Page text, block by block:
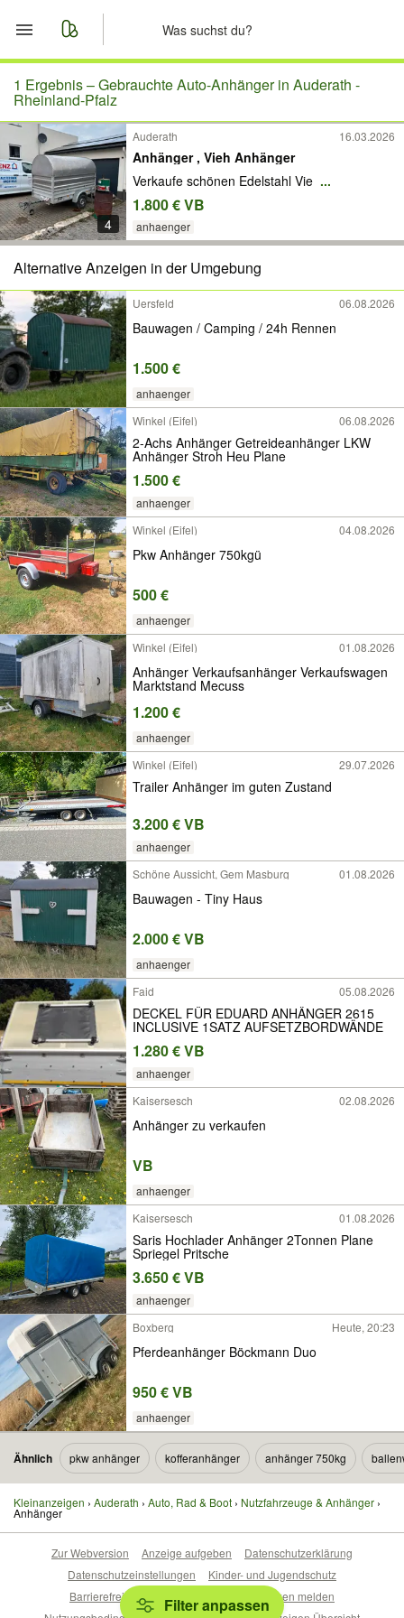
Start
Merkliste
Nachrichten
Anzeige aufgeben
1 Ergebnis –Gebrauchte Auto-Anhänger in Auderath -
Rheinland-Pfalz
4
Auderath 16.03.2026
Anhänger , Vieh Anhänger
Verkaufe schönen Edelstahl Vie ...
1.800 € VB
anhaenger
Alternative Anzeigen in der Umgebung
Uersfeld 06.08.2026
Bauwagen / Camping / 24h Rennen
1.500 €
anhaenger
Winkel (Eifel)
06.08.2026
2-Achs Anhänger Getreideanhänger LKW
Anhänger Stroh Heu Plane
1.500 €
anhaenger
Winkel (Eifel)
04.08.2026
Pkw Anhänger 750kgü
500 €
anhaenger
Winkel (Eifel)
01.08.2026
Anhänger Verkaufsanhänger Verkaufswagen
Marktstand Mecuss
1.200 €
anhaenger
Winkel (Eifel)
29.07.2026
Trailer Anhänger im guten Zustand
3.200 € VB
anhaenger
Schöne Aussicht, Gem Masburg
01.08.2026
Bauwagen - Tiny Haus
2.000 € VB
anhaenger
Faid
05.08.2026
DECKEL FÜR EDUARD ANHÄNGER 2615
INCLUSIVE 1SATZ AUFSETZBORDWÄNDE
1.280 € VB
anhaenger
Kaisersesch
02.08.2026
Anhänger zu verkaufen
VB
anhaenger
Kaisersesch
01.08.2026
Saris Hochlader Anhänger 2Tonnen Plane
Spriegel Pritsche
3.650 € VB
anhaenger
Boxberg
Heute, 20:23
Pferdeanhänger Böckmann Duo
950 € VB
anhaenger
Ähnlich pkw anhänger kofferanhänger anhänger 750kg
Kleinanzeigen Auderath Auto, Rad & Boot Nutzfahrzeuge & Anhänger
Anhänger
Filter anpassen
Zur Webversion Anzeige aufgeben
Datenschutzerklärung
Datenschutzeinstellungen
Kinder- und Jugendschutz
Barrierefreiheitserklärung
Sicherheitslücken melden